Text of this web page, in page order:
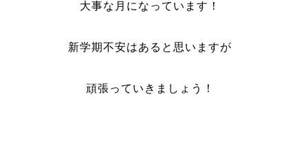
大事な月になっています！
新学期不安はあると思いますが
頑張っていきましょう！